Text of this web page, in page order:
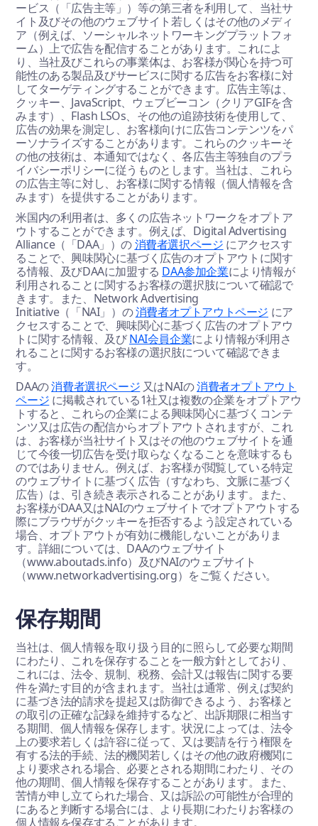
ービス（「広告主等」）等の第三者を利用して、当社サ
イト及びその他のウェブサイト若しくはその他のメディ
ア（例えば、ソーシャルネットワーキングプラットフォ
ーム）上で広告を配信することがあります。これによ
り、当社及びこれらの事業体は、お客様が関心を持つ可
能性のある製品及びサービスに関する広告をお客様に対
してターゲティングすることができます。広告主等は、
クッキー、JavaScript、ウェブビーコン（クリアGIFを含
みます）、Flash LSOs、その他の追跡技術を使用して、
広告の効果を測定し、お客様向けに広告コンテンツをパ
ーソナライズすることがあります。これらのクッキーそ
の他の技術は、本通知ではなく、各広告主等独自のプラ
イバシーポリシーに従うものとします。当社は、これら
の広告主等に対し、お客様に関する情報（個人情報を含
みます）を提供することがあります。
米国内の利用者は、多くの広告ネットワークをオプトア
ウトすることができます。例えば、Digital Advertising
Alliance（「DAA」）の消費者選択ページ にアクセスす
ることで、興味関心に基づく広告のオプトアウトに関す
る情報、及びDAAに加盟する DAA参加企業により情報が
利用されることに関するお客様の選択肢について確認で
きます。また、Network Advertising
Initiative（「NAI」）の消費者オプトアウトページ にア
クセスすることで、興味関心に基づく広告のオプトアウ
トに関する情報、及びNAI会員企業により情報が利用さ
れることに関するお客様の選択肢について確認できま
す。
DAAの消費者選択ページ 又はNAIの消費者オプトアウト
ページ に掲載されている1社又は複数の企業をオプトアウ
トすると、これらの企業による興味関心に基づくコンテ
ンツ又は広告の配信からオプトアウトされますが、これ
は、お客様が当社サイト又はその他のウェブサイトを通
じて今後一切広告を受け取らなくなることを意味するも
のではありません。例えば、お客様が閲覧している特定
のウェブサイトに基づく広告（すなわち、文脈に基づく
広告）は、引き続き表示されることがあります。また、
お客様がDAA又はNAIのウェブサイトでオプトアウトする
際にブラウザがクッキーを拒否するよう設定されている
場合、オプトアウトが有効に機能しないことがありま
す。詳細については、DAAのウェブサイト
（www.aboutads.info）及びNAIのウェブサイト
（www.networkadvertising.org）をご覧ください。
保存期間
当社は、個人情報を取り扱う目的に照らして必要な期間
にわたり、これを保存することを一般方針としており、
これには、法令、規制、税務、会計又は報告に関する要
件を満たす目的が含まれます。当社は通常、例えば契約
に基づき法的請求を提起又は防御できるよう、お客様と
の取引の正確な記録を維持するなど、出訴期限に相当す
る期間、個人情報を保存します。状況によっては、法令
上の要求若しくは許容に従って、又は要請を行う権限を
有する法的手続、法的機関若しくはその他の政府機関に
より要求される場合、必要とされる期間にわたり、その
他の期間、個人情報を保存することがあります。また、
苦情が申し立てられた場合、又は訴訟の可能性が合理的
にあると判断する場合には、より長期にわたりお客様の
個人情報を保存することがあります。